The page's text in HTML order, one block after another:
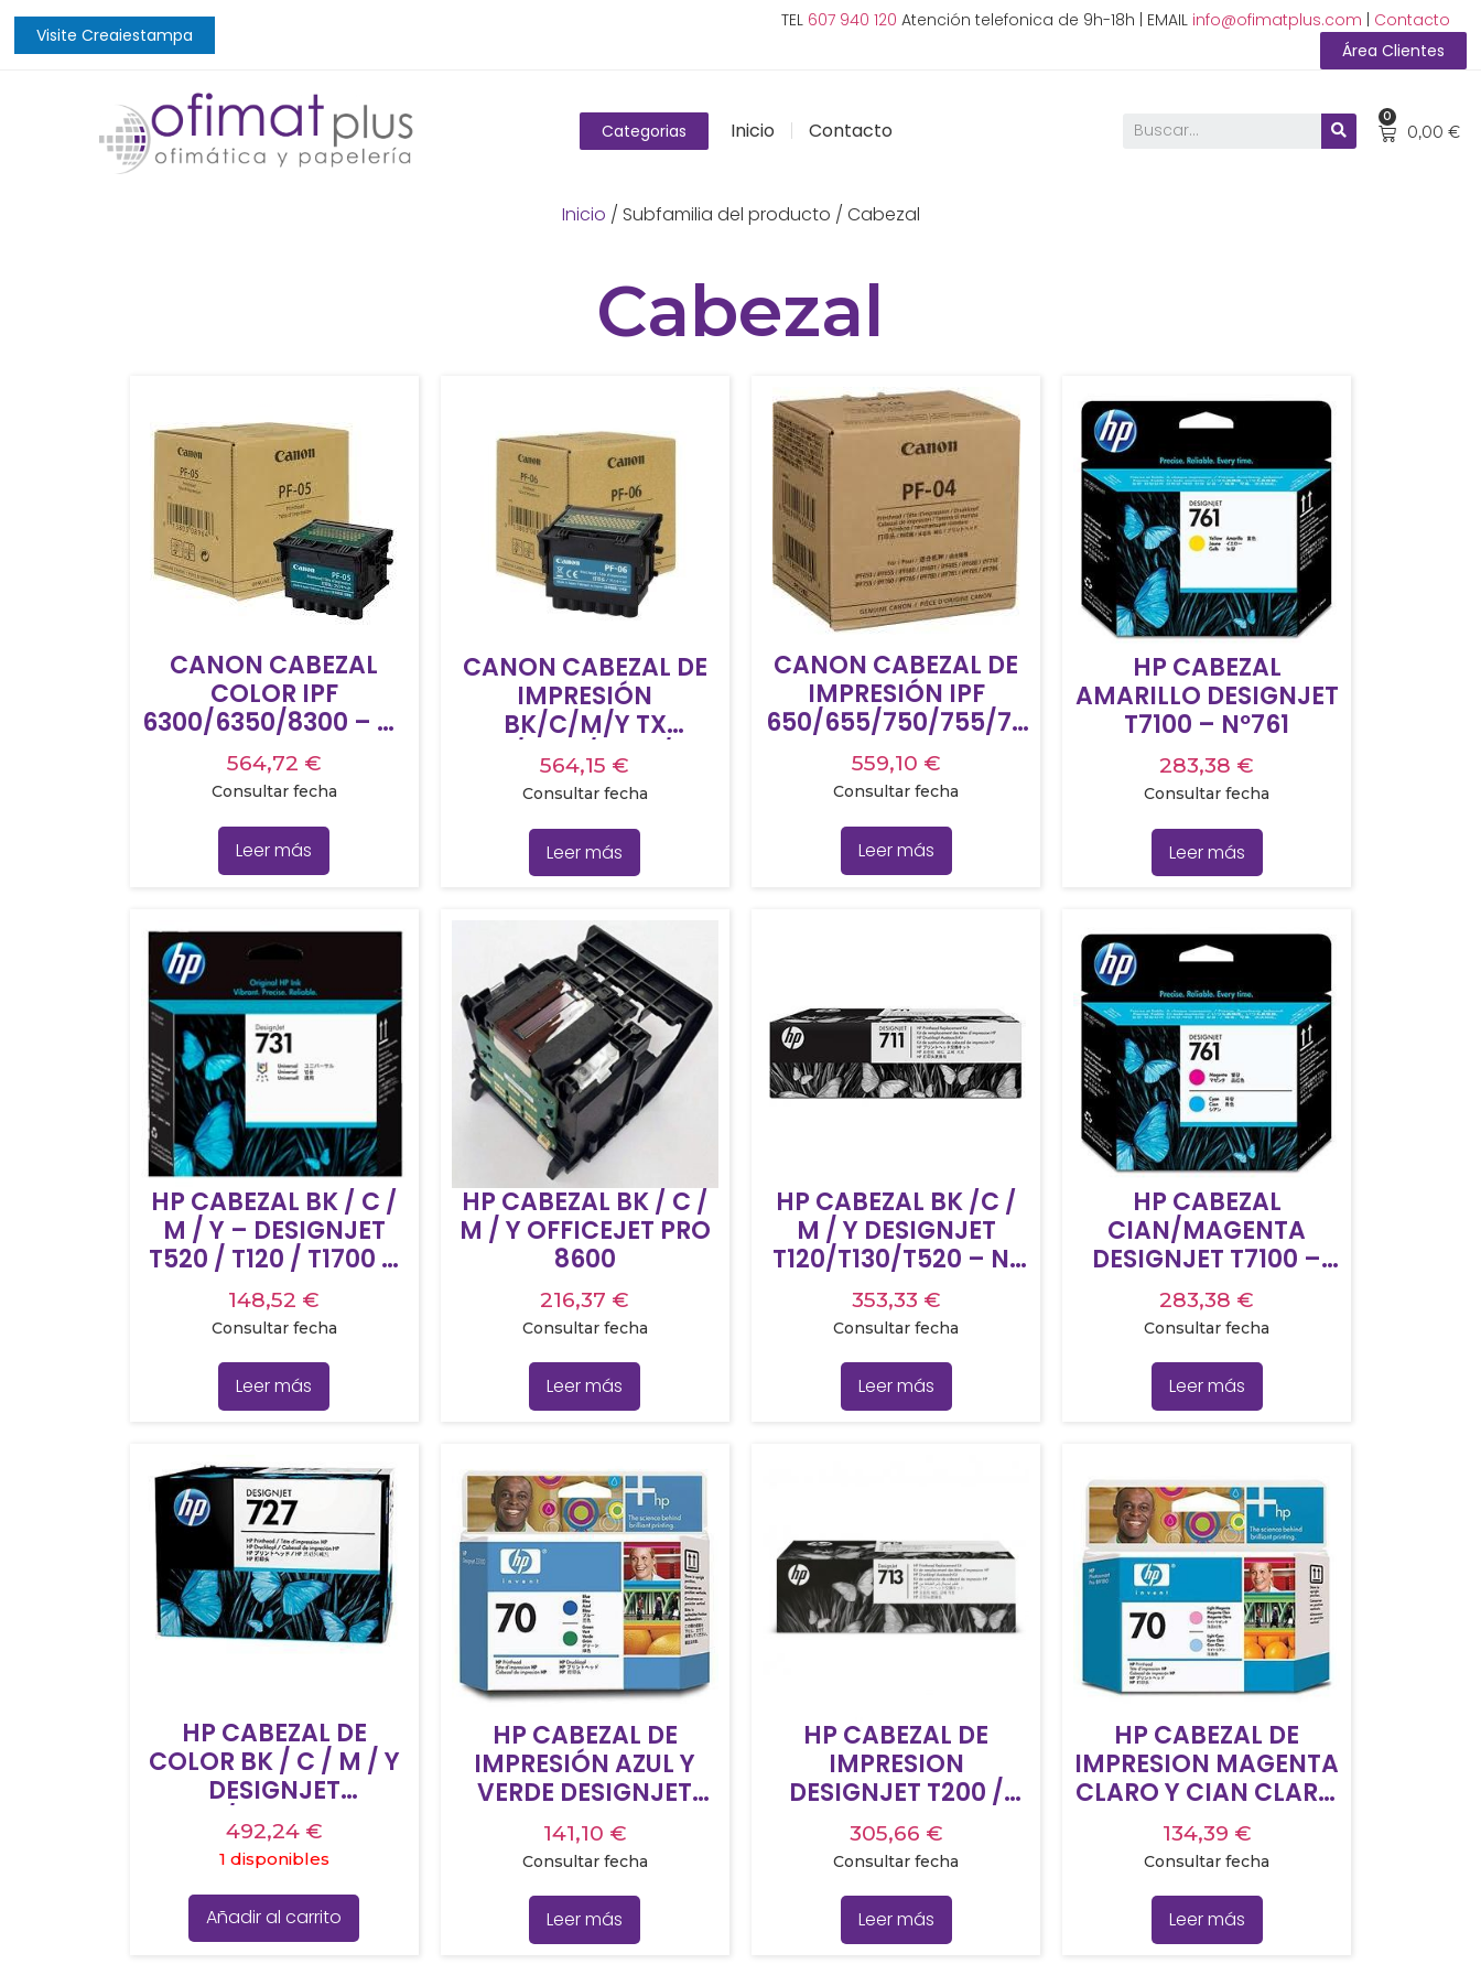
Visite Creaiestampa
TEL 607 940 120 Atención telefonica de 9h-18h | EMAIL info@ofimatplus.com
Contacto
Área Clientes
Categorias Inicio Contacto 0,00 €
0
Inicio / Subfamilia del producto / Cabezal
Cabezal
CANON CABEZAL
COLOR IPF
6300/6350/8300 – PF
05
564,72 €
Consultar fecha
Leer más
CANON CABEZAL DE
IMPRESIÓN
BK/C/M/Y TX
2000/3000/4000/520
0/5300/5400 – PF 06
564,15 €
Consultar fecha
Leer más
CANON CABEZAL DE
IMPRESIÓN IPF
650/655/750/755/77
0 – PF 04
559,10 €
Consultar fecha
Leer más
HP CABEZAL
AMARILLO DESIGNJET
T7100 – Nº761
283,38 €
Consultar fecha
Leer más
HP CABEZAL BK / C /
M / Y – DESIGNJET
T520 / T120 / T1700 –
Nº 731
148,52 €
Consultar fecha
Leer más
HP CABEZAL BK / C /
M / Y OFFICEJET PRO
8600
216,37 €
Consultar fecha
Leer más
HP CABEZAL BK /C /
M / Y DESIGNJET
T120/T130/T520 – Nº
711
353,33 €
Consultar fecha
Leer más
HP CABEZAL
CIAN/MAGENTA
DESIGNJET T7100 –
Nº761
283,38 €
Consultar fecha
Leer más
HP CABEZAL DE
COLOR BK / C / M / Y
DESIGNJET
T920/T1500 Nº727
492,24 €
1 disponibles
Añadir al carrito
HP CABEZAL DE
IMPRESIÓN AZUL Y
VERDE DESIGNJET
Z3100 – Nº70
141,10 €
Consultar fecha
Leer más
HP CABEZAL DE
IMPRESION
DESIGNJET T200 /
T600 – Nº 713
305,66 €
Consultar fecha
Leer más
HP CABEZAL DE
IMPRESION MAGENTA
CLARO Y CIAN CLARO
PHOTOSMART PRO
B9180 – Nº70
134,39 €
Consultar fecha
Leer más